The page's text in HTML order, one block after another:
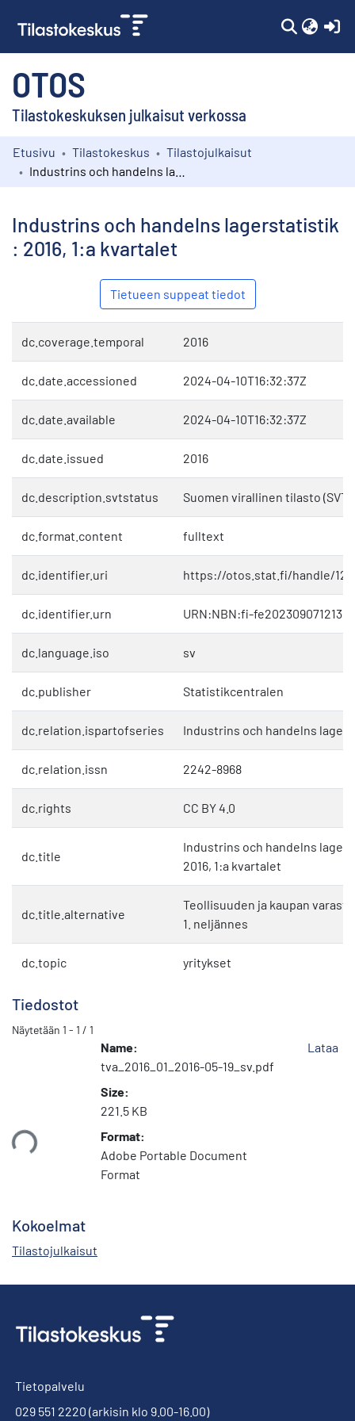
OTOS
Tilastokeskuksen julkaisut verkossa
Kokoelmat
Etusivu Tilastokeskus
Tilastojulkaisut
Industrins och handelns lagerstatistik
: 2016, 1:a kvartalet
Tietueen suppeat tiedot
dc.coverage.temporal 2016
dc.date.accessioned 2024-04-10T16:32:37Z
dc.date.available 2024-04-10T16:32:37Z
dc.date.issued 2016
dc.description.svtstatus Suomen virallinen tilasto (SVT)
dc.format.content fulltext
dc.identifier.uri https://otos.stat.fi/handle/
dc.identifier.urn URN:NBN:fi-fe20230907121308
dc.language.iso sv
dc.publisher Statistikcentralen
dc.relation.ispartofseries Industrins och handelns
dc.relation.issn 2242-8968
dc.rights CC BY 4.0
dc.title
Industrins och handelns
2016, 1:a kvartalet
dc.title.alternative
Teollisuuden ja kaupan
1. neljännes
dc.topic yritykset
Tiedostot
Näytetään 1 - 1 / 1
Name:
tva_2016_01_2016-05-19_sv.pdf
Size:
221.5 KB
Format:
Adobe Portable Document
Format
Lataa
Kokoelmat
Tilastojulkaisut
Tietopalvelu
029 551 2220 (arkisin klo 9.00-16.00)